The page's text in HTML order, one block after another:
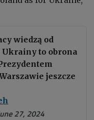
wiedzą od
Ukrainy to obrona
jeszcze
27, 2024